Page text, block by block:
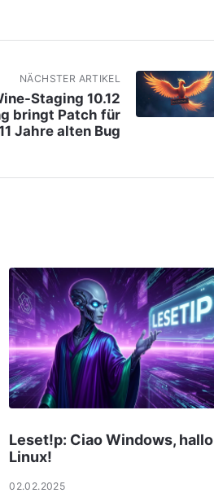
NÄCHSTER ARTIKEL
Staging 10.12
bringt Patch für
Jahre alten Bug
Leset!p: Ciao Windows, hallo
Linux!
02.02.2025